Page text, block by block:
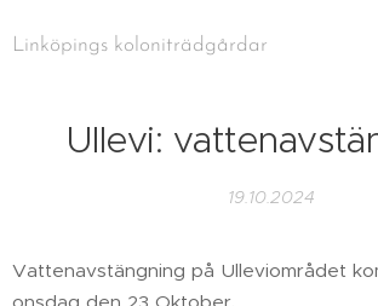
Linköpings koloniträdgårdar
Ullevi:
19.10.2024
Vattenavstängning på Ulleviområdet